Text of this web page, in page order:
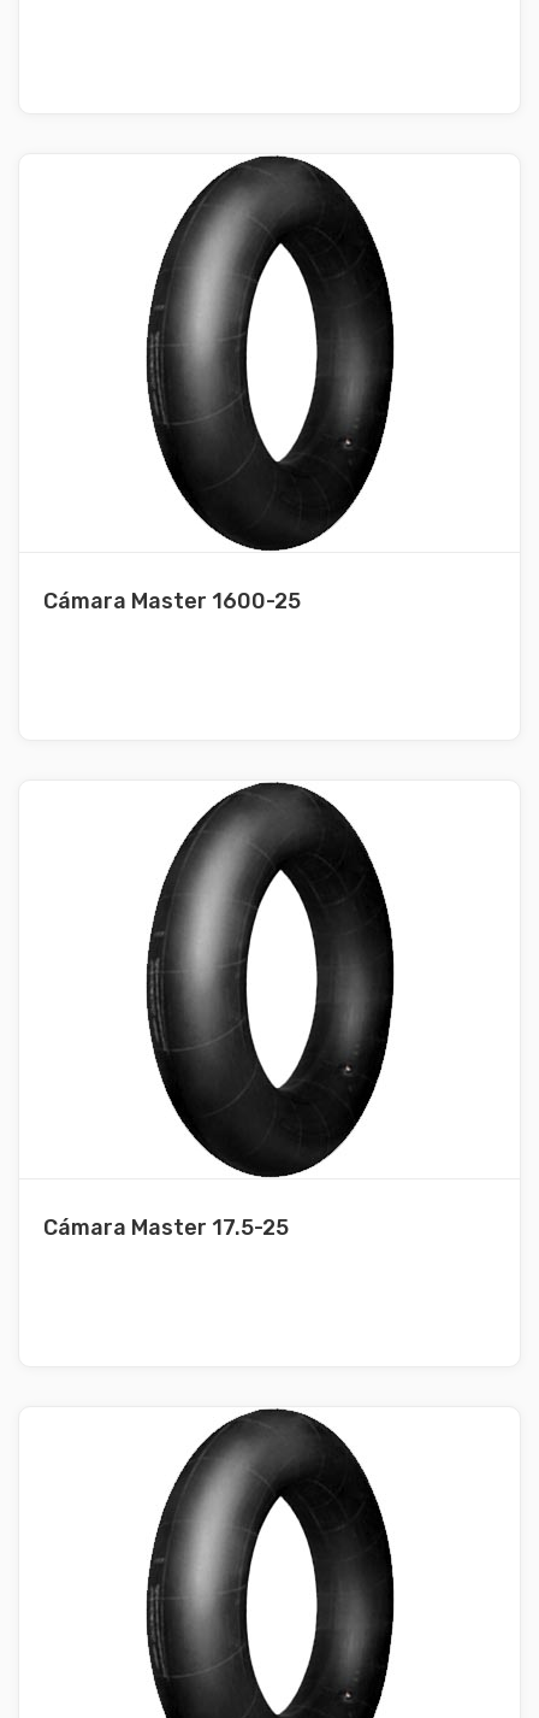
Cámara Master 1600-25
Cámara Master 17.5-25